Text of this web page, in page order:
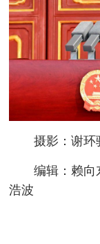
摄影：谢环
编辑：赖向
浩波